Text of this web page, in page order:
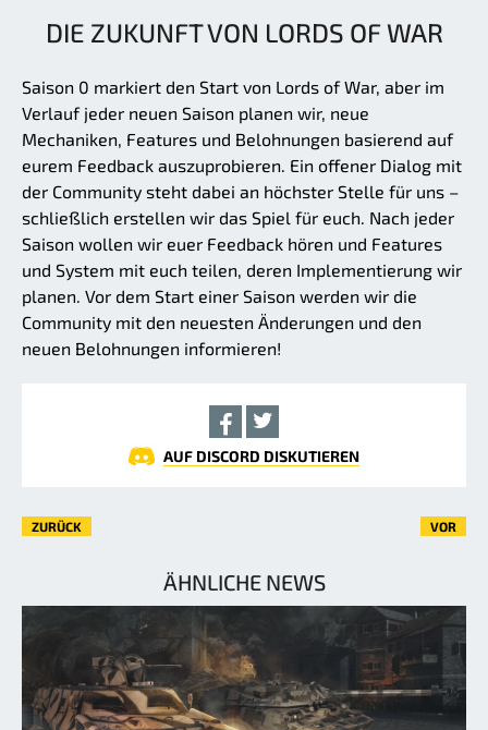
DIE ZUKUNFT VON LORDS OF WAR
Saison 0 markiert den Start von Lords of War, aber im
Verlauf jeder neuen Saison planen wir, neue
Mechaniken, Features und Belohnungen basierend auf
eurem Feedback auszuprobieren. Ein offener Dialog mit
der Community steht dabei an höchster Stelle für uns –
schließlich erstellen wir das Spiel für euch. Nach jeder
Saison wollen wir euer Feedback hören und Features
und System mit euch teilen, deren Implementierung wir
planen. Vor dem Start einer Saison werden wir die
Community mit den neuesten Änderungen und den
neuen Belohnungen informieren!
AUF DISCORD DISKUTIEREN
ZURÜCK VOR
ÄHNLICHE NEWS